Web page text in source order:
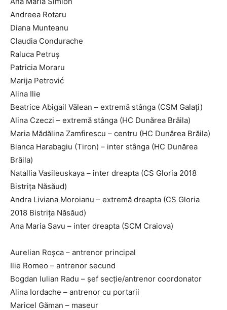
Andreea Rotaru
Diana Munteanu
Claudia Condurache
Raluca Petruș
Patricia Moraru
Marija Petrović
Alina Ilie
Beatrice Abigail Vălean – extremă stânga (CSM Galați)
Alina Czeczi – extremă stânga (HC Dunărea Brăila)
Maria Mădălina Zamfirescu – centru (HC Dunărea Brăila)
Bianca Harabagiu (Tiron) – inter stânga (HC Dunărea
Brăila)
Natallia Vasileuskaya – inter dreapta (CS Gloria 2018
Bistrița Năsăud)
Andra Liviana Moroianu – extremă dreapta (CS Gloria
2018 Bistrița Năsăud)
Ana Maria Savu – inter dreapta (SCM Craiova)
Aurelian Roșca – antrenor principal
Ilie Romeo – antrenor secund
Bogdan Iulian Radu – șef secție/antrenor coordonator
Alina Iordache – antrenor cu portarii
Maricel Găman – maseur